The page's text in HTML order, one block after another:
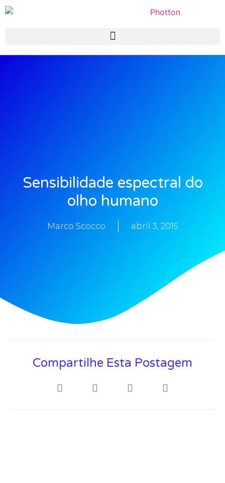
Sensibilidade espectral do
olho humano
Marco Scocco abril 3, 2015
Compartilhe Esta Postagem